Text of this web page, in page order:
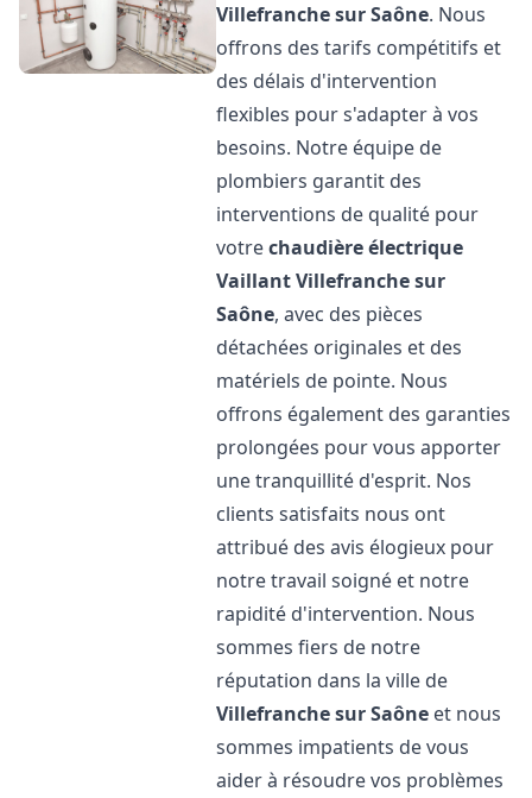
Villefranche sur Saône. Nous
offrons des tarifs compétitifs et
des délais d'intervention
flexibles pour s'adapter à vos
besoins. Notre équipe de
plombiers garantit des
interventions de qualité pour
votrechaudière électrique
VaillantVillefranche sur
Saône, avec des pièces
détachées originales et des
matériels de pointe. Nous
offrons également des garanties
prolongées pour vous apporter
une tranquillité d'esprit. Nos
clients satisfaits nous ont
attribué des avis élogieux pour
notre travail soigné et notre
rapidité d'intervention. Nous
sommes fiers de notre
réputation dans la ville de
Villefranche sur Saône et nous
sommes impatients de vous
aider à résoudre vos problèmes